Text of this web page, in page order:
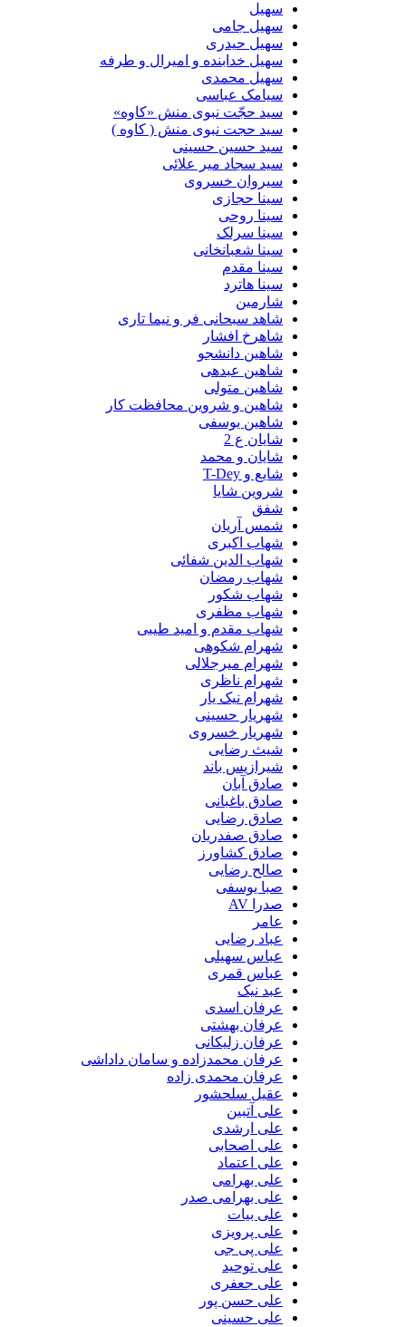
سهیل جامی
سهیل حیدری
سهیل خدابنده و امیرال و طرفه
سهیل محمدی
سیامک عباسی
سید حجّت نبوی منش «کاوه»
سید حجت نبوی منش ( کاوه )
سید حسین حسینى
سید سجاد میر علائی
سیروان خسروی
سینا حجازی
سینا روحی
سینا سرلک
سینا شعبانخانی
سینا مقدم
سینا هاترد
شارمین
شاهد سبحانی فر و نیما تاری
شاهرخ افشار
شاهین دانشجو
شاهین عبدهی
شاهین متولی
شاهین و شروین محافظت کار
شاهین یوسفی
شایان ع 2
شایان و محمد
شایع و T-Dey
شروین شایا
شمس آریان
شهاب اکبری
شهاب الدین شفائی
شهاب رمضان
شهاب شکور
شهاب مظفری
شهاب مقدم و امید طیبی
شهرام شکوهی
شهرام میرجلالی
شهرام ناظری
شهرام نیک یار
شهریار حسینی
شهریار خسروی
شیث رضایی
شیرازیس باند
صادق آبان
صادق باغبانی
صادق رضایی
صادق صفدریان
صادق کشاورز
صالح رضایی
صبا یوسفی
عباد رضایی
عباس سهیلی
عباس قمری
عبد نیک
عرفان اسدی
عرفان بهشتی
عرفان زلیکانی
عرفان محمدزاده و سامان داداشی
عرفان محمدی زاده
عقیل سلحشور
علی آتبین
علی ارشدی
علی اصحابی
علی اعتماد
علی بهرامی
علی بهرامی صدر
علی بیات
علی پرویزی
علی پی جی
علی توحید
علی جعفری
علی حسن پور
علی حسینی